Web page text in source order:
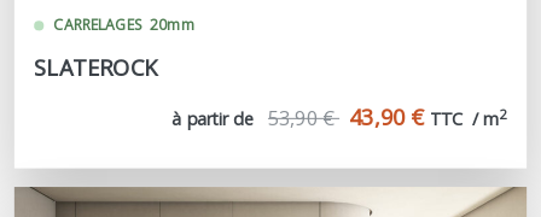
CARRELAGES 20mm
SLATEROCK
à partir de 53,90 € 43,90 € TTC  / m2